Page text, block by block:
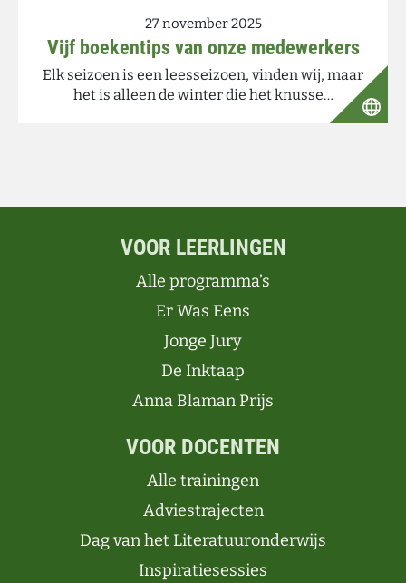
27 november 2025
Vijf boekentips van onze medewerkers
Elk seizoen is een leesseizoen, vinden wij, maar
het is alleen de winter die het knusse…
VOOR LEERLINGEN
Alle programma’s
Er Was Eens
Jonge Jury
De Inktaap
Anna Blaman Prijs
VOOR DOCENTEN
Alle trainingen
Adviestrajecten
Dag van het Literatuuronderwijs
Inspiratiesessies